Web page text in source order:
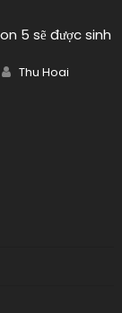
5 sẽ được sinh
Author
Thu Hoai